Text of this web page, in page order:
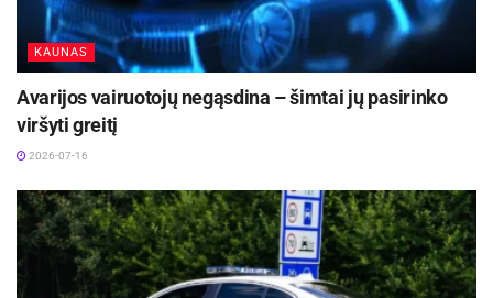
KAUNAS
Avarijos vairuotojų negąsdina – šimtai jų pasirinko
viršyti greitį
2026-07-16